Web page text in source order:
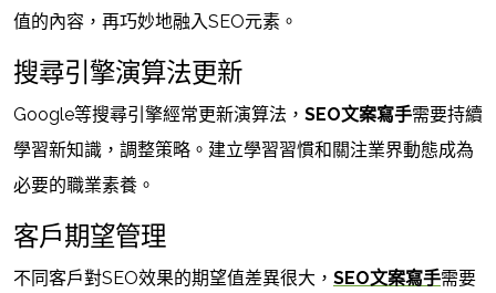
值的內容，再巧妙地融入SEO元素。
搜尋引擎演算法更新
Google等搜尋引擎經常更新演算法， SEO文案寫手需要持續
學習新知識，調整策略。建立學習習慣和關注業界動態成為
必要的職業素養。
客戶期望管理
不同客戶對SEO效果的期望值差異很大， SEO文案寫手需要